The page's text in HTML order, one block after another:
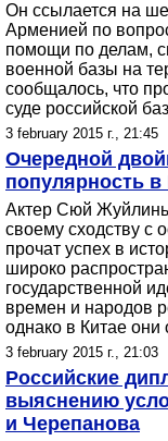
Он ссылается на
Арменией по
помощи по делам,
военной базы на
сообщалось, что
суде российской
3 february 2015 г., 21:45
Очередной
популярность в
Актер Сюй Жуйлинь
своему сходству с
прочат успех в
широко
государственной
времен и народов
однако в Китае
3 february 2015 г., 21:03
Российские
выяснению
и Черепанова